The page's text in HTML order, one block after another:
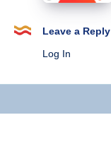
Cepat
Mandarin
Leave a Reply
Log In